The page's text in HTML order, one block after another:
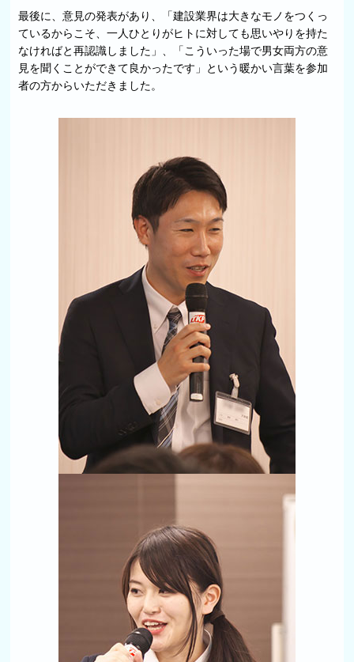
最後に、意見の発表があり、「建設業界は大きなモノをつくっ
ているからこそ、一人ひとりがヒトに対しても思いやりを持た
なければと再認識しました」、「こういった場で男女両方の意
見を聞くことができて良かったです」という暖かい言葉を参加
者の方からいただきました。